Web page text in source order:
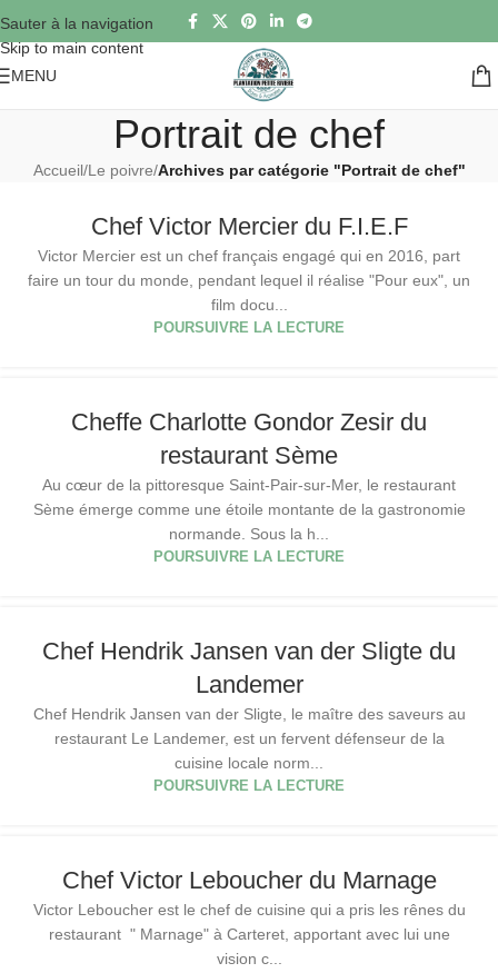
Sauter à la navigation
Skip to main content
MENU
Portrait de chef
Accueil/Le poivre/Archives par catégorie "Portrait de chef"
Chef Victor Mercier du F.I.E.F
Victor Mercier est un chef français engagé qui en 2016, part
faire un tour du monde, pendant lequel il réalise "Pour eux", un
film docu...
POURSUIVRE LA LECTURE
Cheffe Charlotte Gondor Zesir du
restaurant Sème
Au cœur de la pittoresque Saint-Pair-sur-Mer, le restaurant
Sème émerge comme une étoile montante de la gastronomie
normande. Sous la h...
POURSUIVRE LA LECTURE
Chef Hendrik Jansen van der Sligte du
Landemer
Chef Hendrik Jansen van der Sligte, le maître des saveurs au
restaurant Le Landemer, est un fervent défenseur de la
cuisine locale norm...
POURSUIVRE LA LECTURE
Chef Victor Leboucher du Marnage
Victor Leboucher est le chef de cuisine qui a pris les rênes du
restaurant " Marnage" à Carteret, apportant avec lui une
vision c...